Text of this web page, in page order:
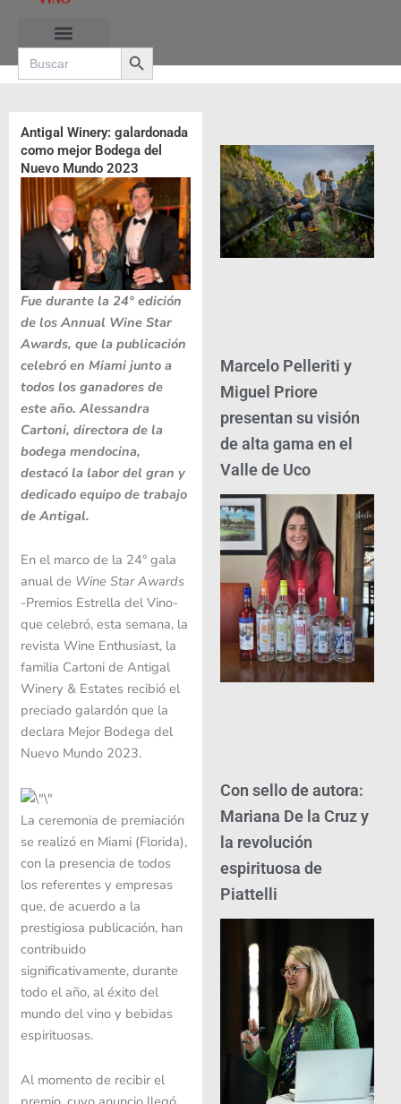
contenido
Search
for:
Search Button
Antigal Winery: galardonada
como mejor Bodega del
Nuevo Mundo 2023
Fue durante la 24° edición
de los Annual Wine Star
Awards, que la publicación
celebró en Miami junto a
todos los ganadores de
este año. Alessandra
Cartoni, directora de la
bodega mendocina,
destacó la labor del gran y
dedicado equipo de trabajo
de Antigal.
En el marco de la 24° gala
anual de Wine Star Awards
-Premios Estrella del Vino-
que celebró, esta semana, la
revista Wine Enthusiast, la
familia Cartoni de Antigal
Winery & Estates recibió el
preciado galardón que la
declara Mejor Bodega del
Nuevo Mundo 2023.
La ceremonia de premiación
se realizó en Miami (Florida),
con la presencia de todos
los referentes y empresas
que, de acuerdo a la
prestigiosa publicación, han
contribuido
significativamente, durante
todo el año, al éxito del
mundo del vino y bebidas
espirituosas.
Al momento de recibir el
Marcelo Pelleriti y
Miguel Priore
presentan su visión
de alta gama en el
Valle de Uco
Con sello de autora:
Mariana De la Cruz y
la revolución
espirituosa de
Piattelli